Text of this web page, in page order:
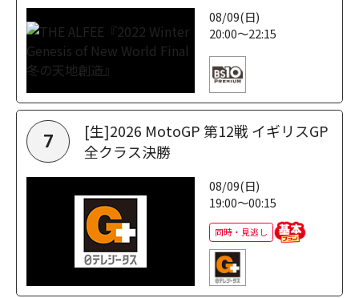
08/09(日)
20:00～22:15
7
[生]2026 MotoGP 第12戦 イギリスGP
全クラス決勝
08/09(日)
19:00～00:15
同時・見逃し